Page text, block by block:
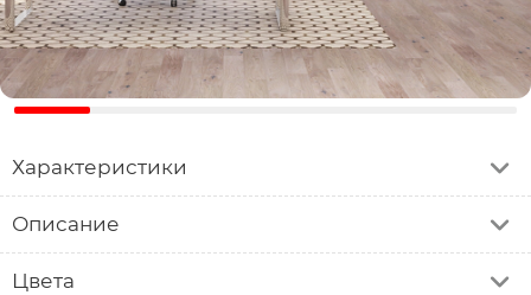
Характеристики
Описание
Цвета